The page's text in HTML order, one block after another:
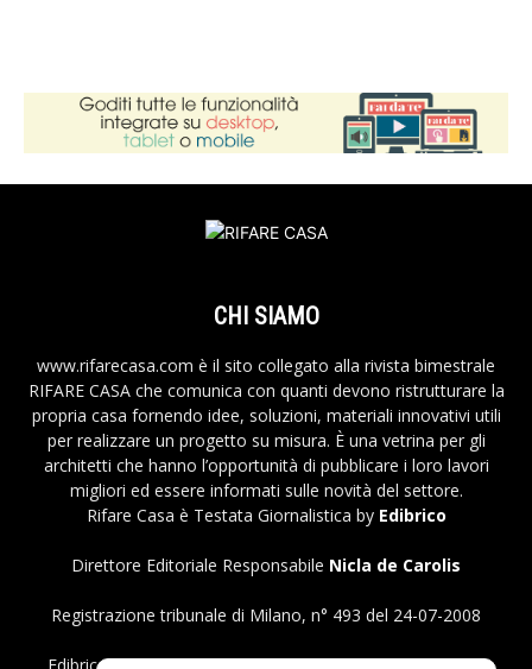
CHI SIAMO
www.rifarecasa.com è il sito collegato alla rivista bimestrale
RIFARE CASA che comunica con quanti devono ristrutturare la
propria casa fornendo idee, soluzioni, materiali innovativi utili
per realizzare un progetto su misura. È una vetrina per gli
architetti che hanno l’opportunità di pubblicare i loro lavori
migliori ed essere informati sulle novità del settore.
Rifare Casa è Testata Giornalistica by Edibrico
Direttore Editoriale Responsabile Nicla de Carolis
Registrazione tribunale di Milano, n° 493 del 24-07-2008